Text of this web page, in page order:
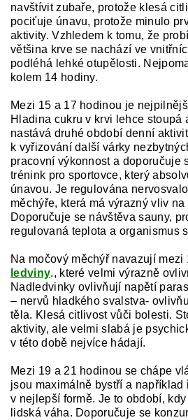
navštívit zubaře, protože klesá
pociťuje únavu, protože minulo
aktivity. Vzhledem k tomu, že
většina krve se nachází ve
podléhá lehké otupělosti.
kolem 14 hodiny.
Mezi 15 a 17 hodinou je
Hladina cukru v krvi lehce stoupá
nastává druhé období denní
k vyřizování další várky
pracovní výkonnost a doporučuje
trénink pro sportovce, který
únavou. Je regulována
měchýře, která má výrazný vliv
Doporučuje se návštěva sauny,
regulovaná teplota a organismus
Na močový měchýř navazují mezi
ledviny., které velmi výrazně
Nadledvinky ovlivňují napětí
– nervů hladkého svalstva-
těla. Klesá citlivost vůči bolesti.
aktivity, ale velmi slabá je
v této době nejvíce hádají.
Mezi 19 a 21 hodinou se chápe
jsou maximálně bystří a
v nejlepší formě. Je to období,
lidská váha. Doporučuje se